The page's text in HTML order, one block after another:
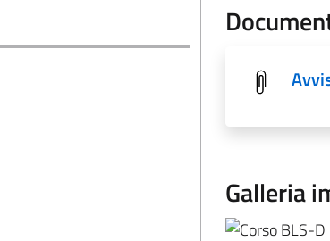
Galleria